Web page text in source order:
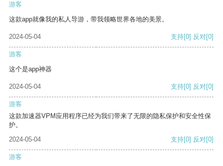
游客
这款app就像我的私人导游，带我领略世界各地的美景。
2024-05-04 支持[0] 反对[0]
游客
这个是app神器
2024-05-04 支持[0] 反对[0]
游客
这款加速器VPM应用程序已经为我们带来了无限的隐私保护和安全性保
护。
2024-05-04
支持[0] 反对[0]
游客